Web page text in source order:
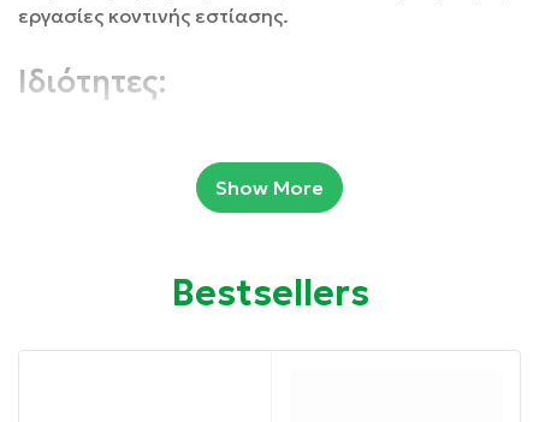
εργασίες κοντινής εστίασης.
Ιδιότητες:
Κατάλληλα για διάβασμα.
να αποφεύγονται οι γρατζουνιές.
Show More
Bestsellers